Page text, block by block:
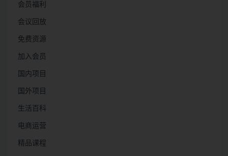
会员福利
会议回放
免费资源
加入会员
国内项目
国外项目
生活百科
电商运营
精品课程